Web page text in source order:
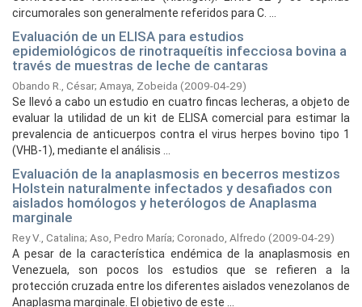
circumorales son generalmente referidos para C. ...
Evaluación de un ELISA para estudios
epidemiológicos de rinotraqueítis infecciosa bovina a
través de muestras de leche de cantaras
Obando R., César; Amaya, Zobeida (2009-04-29)
Se llevó a cabo un estudio en cuatro fincas lecheras, a objeto de
evaluar la utilidad de un kit de ELISA comercial para estimar la
prevalencia de anticuerpos contra el virus herpes bovino tipo 1
(VHB-1), mediante el análisis ...
Evaluación de la anaplasmosis en becerros mestizos
Holstein naturalmente infectados y desafiados con
aislados homólogos y heterólogos de Anaplasma
marginale
Rey V., Catalina; Aso, Pedro María; Coronado, Alfredo (2009-04-29)
A pesar de la característica endémica de la anaplasmosis en
Venezuela, son pocos los estudios que se refieren a la
protección cruzada entre los diferentes aislados venezolanos de
Anaplasma marginale. El objetivo de este ...